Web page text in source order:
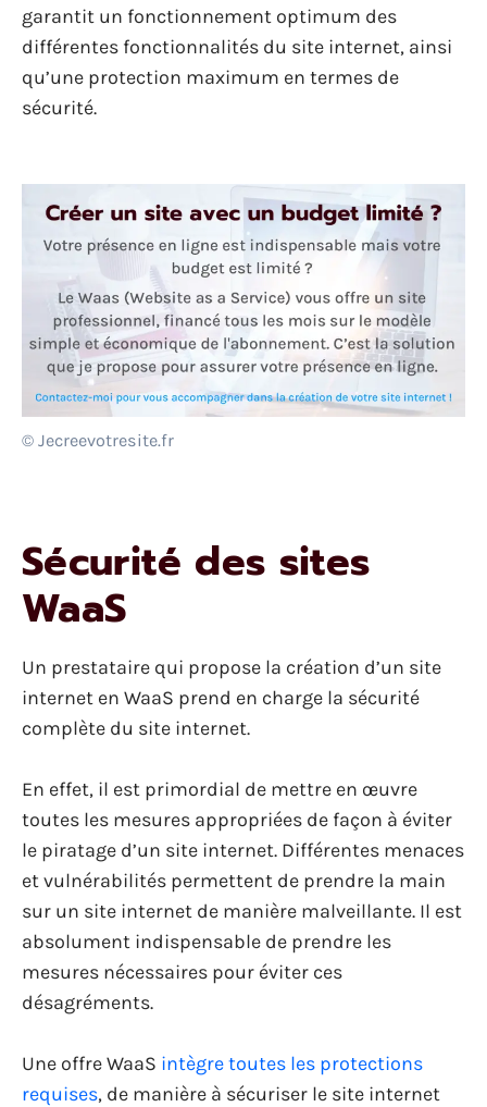
garantit un fonctionnement optimum des
différentes fonctionnalités du site internet, ainsi
qu’une protection maximum en termes de
sécurité.
© Jecreevotresite.fr
Sécurité des sites
WaaS
Un prestataire qui propose la création d’un site
internet en WaaS prend en charge la sécurité
complète du site internet.
En effet, il est primordial de mettre en œuvre
toutes les mesures appropriées de façon à éviter
le piratage d’un site internet. Différentes menaces
et vulnérabilités permettent de prendre la main
sur un site internet de manière malveillante. Il est
absolument indispensable de prendre les
mesures nécessaires pour éviter ces
désagréments.
Une offre WaaS intègre toutes les protections
requises, de manière à sécuriser le site internet